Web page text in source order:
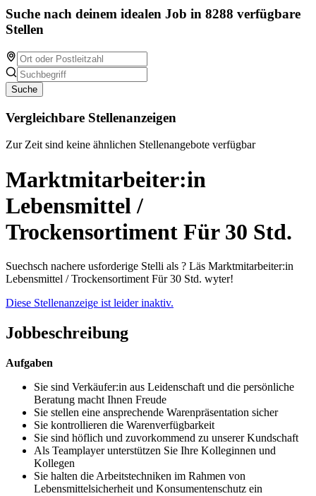
Suche nach deinem idealen Job in 8288 verfügbare
Stellen
Suche
Vergleichbare Stellenanzeigen
Zur Zeit sind keine ähnlichen Stellenangebote verfügbar
Marktmitarbeiter:in
Lebensmittel /
Trockensortiment Für 30 Std.
Suechsch nachere usforderige Stelli als ? Läs Marktmitarbeiter:in
Lebensmittel / Trockensortiment Für 30 Std. wyter!
Diese Stellenanzeige ist leider inaktiv.
Jobbeschreibung
Aufgaben
Sie sind Verkäufer:in aus Leidenschaft und die persönliche
Beratung macht Ihnen Freude
Sie stellen eine ansprechende Warenpräsentation sicher
Sie kontrollieren die Warenverfügbarkeit
Sie sind höflich und zuvorkommend zu unserer Kundschaft
Als Teamplayer unterstützen Sie Ihre Kolleginnen und
Kollegen
Sie halten die Arbeitstechniken im Rahmen von
Lebensmittelsicherheit und Konsumentenschutz ein